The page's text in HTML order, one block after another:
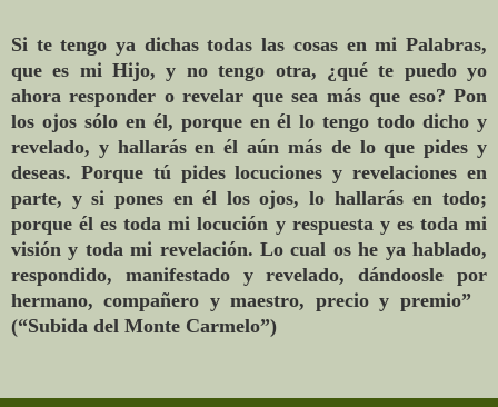
Si te tengo ya dichas todas las cosas en mi Palabras,
que es mi Hijo, y no tengo otra, ¿qué te puedo yo
ahora responder o revelar que sea más que eso? Pon
los ojos sólo en él, porque en él lo tengo todo dicho y
revelado, y hallarás en él aún más de lo que pides y
deseas. Porque tú pides locuciones y revelaciones en
parte, y si pones en él los ojos, lo hallarás en todo;
porque él es toda mi locución y respuesta y es toda mi
visión y toda mi revelación. Lo cual os he ya hablado,
respondido, manifestado y revelado, dándoosle por
hermano, compañero y maestro, precio y premio”
(“Subida del Monte Carmelo”)